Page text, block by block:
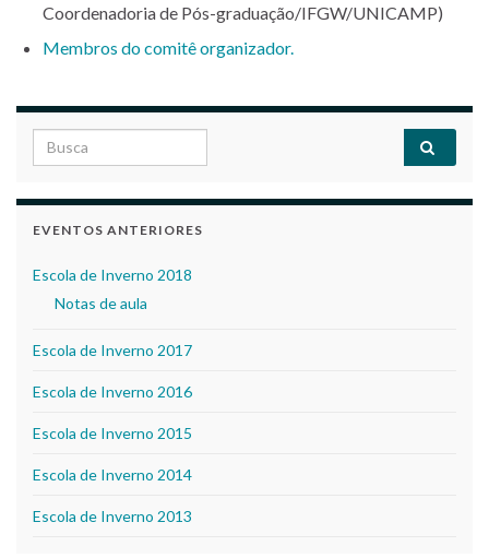
Coordenadoria de Pós-graduação/IFGW/UNICAMP)
Membros do comitê organizador.
Search for:
EVENTOS ANTERIORES
Escola de Inverno 2018
Notas de aula
Escola de Inverno 2017
Escola de Inverno 2016
Escola de Inverno 2015
Escola de Inverno 2014
Escola de Inverno 2013